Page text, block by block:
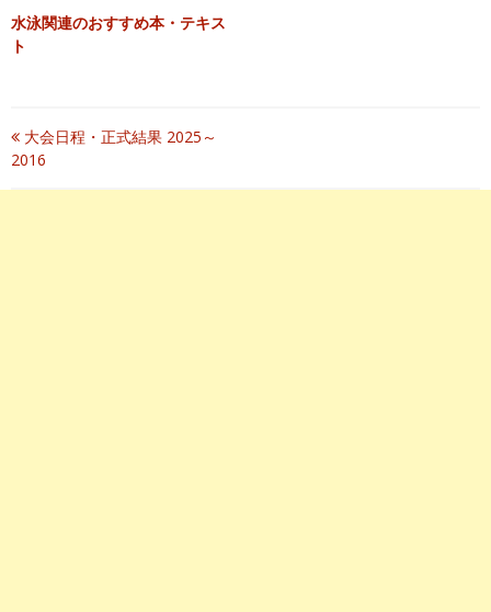
水泳関連のおすすめ本・テキス
ト
投
稿
大会日程・正式結果 2025～
2016